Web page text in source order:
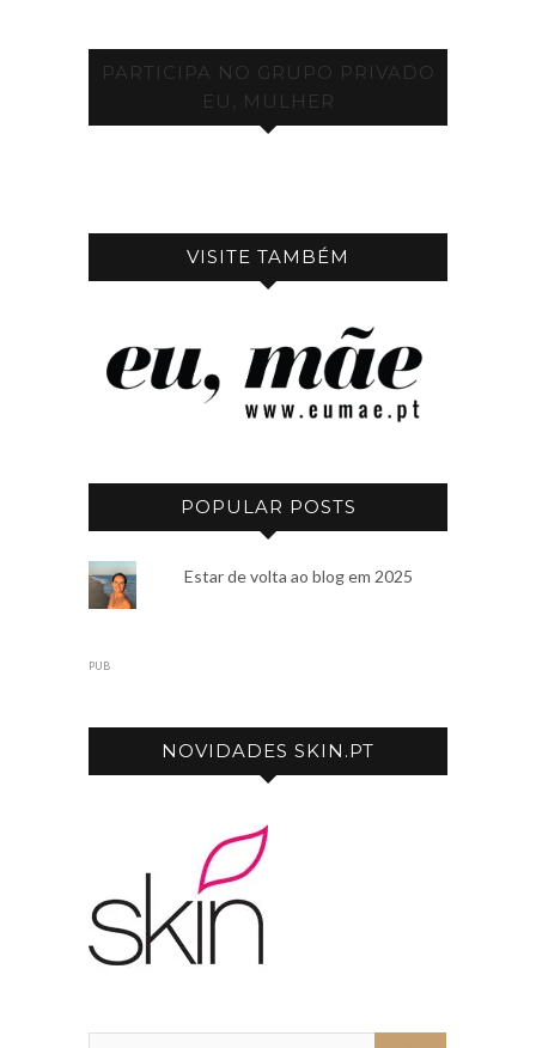
PARTICIPA NO GRUPO PRIVADO
EU, MULHER
VISITE TAMBÉM
POPULAR POSTS
Estar de volta ao blog em 2025
PUB
NOVIDADES SKIN.PT